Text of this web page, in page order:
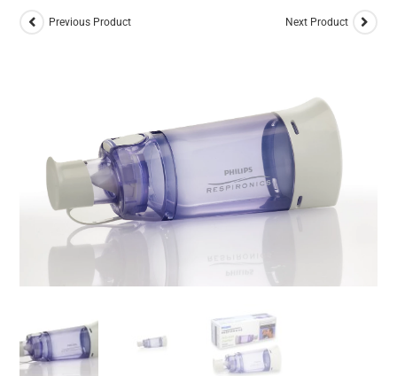
Previous Product Next Product